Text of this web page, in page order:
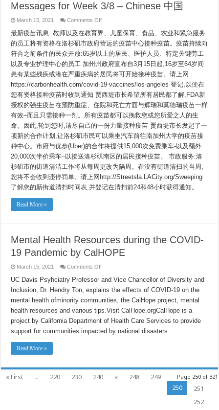
Messages for Week 3/8 – Chinese 中国
March 15, 2021 Comments Offon
新
疫
苗
讯
息
Angeles
Mayor’s
Key
Messages
for
Week
–
Chinese
中
国
最新疫苗讯息: 教师以及在教育界、儿童保育、食品、农业和紧急服务
的员工将有资格在洛杉矶市政府营运的疫苗中心接种疫苗。疫苗持续向
符合之前条件的民众开放:65岁以上的居民、医护人员、特定关键劳工
以及专业护理中心的员工 加州州政府宣布自3月15日起,16岁至64岁间
患有某些残疾或潜在严重疾病的居民将可开始接种疫苗。请上网
https://carbonhealth.com/covid-19-vaccines/los-angeles 登记,以便在
您有资格接种疫苗时收到通知 贾西堤市长希望所有居民都了解,FDA新
授权的强生疫苗在预防重症、住院和死亡方面与辉瑞和莫德瑞疫苗一样
有效–而且只需接种一剂。所有疫苗都可以挽救您或您所爱之人的生
命。因此,轮到您时,请尽自己的一份力量接种疫苗 贾西堤市长发起了一
项新的合作计划,让洛杉矶市民可以乘坐汽车前往南加州大学的疫苗接
种中心。市府与优步(Uber)的合作将提供15,000次免费乘车-以及额外
20,000次半价乘车–以接送洛杉矶南区的居民接种疫苗。 市政服务:洛
杉矶市的街道清洁工作将从每周更改为隔周。在没有街道清扫的当周,
您将不会收到违停罚单。请上网http://Streetsla.LACity.org/Sweeping
了解您的新街道清扫时间表,并登记在清扫前24和48小时获得通知。
Read More »
Mental Health Resources during the COVID-
19 Pandemic by CalHOPE
March 15, 2021 Comments Offon
Health
Resources
during
COVID-
19
Pandemic
by
CalHOPE
UC Davis Psyhciatry Professor and Vice Chancellor of Diversity and
Inclusion, Dr. Hendry Ton, explains the effects of COVID-19 on the
mental health ofminority communities, the CalHope project, mental
health resources and various tips.Visit CalHope.orgCalHope is a
project by California Department of Health Care Services to provide
support for communities impacted by national disasters.
Read More »
Page 250 of 321
« First ... 220 230 240 « 248
249
250
251
252